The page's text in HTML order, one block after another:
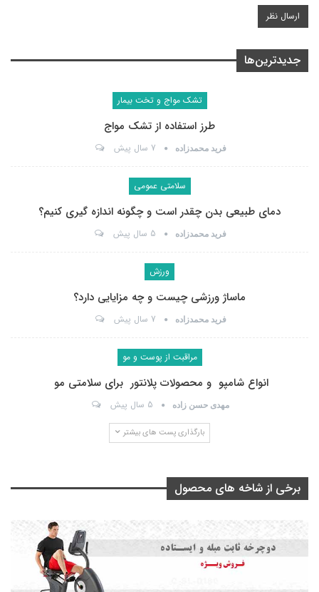
جدیدترین‌ها
تشک مواج و تخت بیمار
طرز استفاده از تشک مواج
فرید محمدزاده 7 سال پیش
سلامتی عمومی
دمای طبیعی بدن چقدر است و چگونه اندازه گیری کنیم؟
فرید محمدزاده 5 سال پیش
ورزش
ماساژ ورزشی چیست و چه مزایایی دارد؟
فرید محمدزاده 7 سال پیش
مراقبت از پوست و مو
انواع شامپو و محصولات پلانتور برای سلامتی مو
مهدی حسن زاده 5 سال پیش
بارگذاری پست های بیشتر
برخی از شاخه های محصول